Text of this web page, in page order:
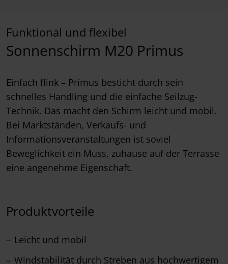
Funktional und flexibel
Sonnenschirm M20 Primus
Einfach flink – Primus besticht durch sein
schnelles Handling und die einfache Seilzug-
Technik. Das macht den Schirm leicht und mobil.
Bei Marktständen, Verkaufs- und
Informationsveranstaltungen ist soviel
Beweglichkeit ein Muss, zuhause auf der Terrasse
eine angenehme Eigenschaft.
Produktvorteile
Leicht und mobil
Windstabilität durch Streben aus hochwertigem